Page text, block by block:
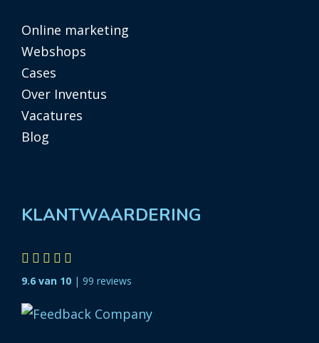
Online marketing
Webshops
Cases
Over Inventus
Vacatures
Blog
KLANTWAARDERING
9.6 van 10 | 99 reviews